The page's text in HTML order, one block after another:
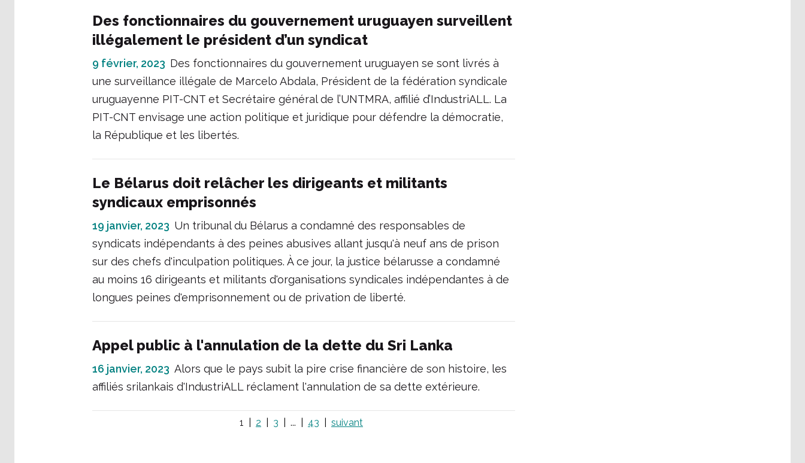
Des fonctionnaires du gouvernement uruguayen surveillent
illégalement le président d’un syndicat
9 février, 2023 Des fonctionnaires du gouvernement uruguayen se sont livrés à
une surveillance illégale de Marcelo Abdala, Président de la fédération syndicale
uruguayenne PIT-CNT et Secrétaire général de l’UNTMRA, affilié d’IndustriALL. La
PIT-CNT envisage une action politique et juridique pour défendre la démocratie,
la République et les libertés.
Le Bélarus doit relâcher les dirigeants et militants
syndicaux emprisonnés
19 janvier, 2023 Un tribunal du Bélarus a condamné des responsables de
syndicats indépendants à des peines abusives allant jusqu'à neuf ans de prison
sur des chefs d'inculpation politiques. À ce jour, la justice bélarusse a condamné
au moins 16 dirigeants et militants d'organisations syndicales indépendantes à de
longues peines d'emprisonnement ou de privation de liberté.
Appel public à l'annulation de la dette du Sri Lanka
16 janvier, 2023 Alors que le pays subit la pire crise financière de son histoire, les
affiliés srilankais d'IndustriALL réclament l'annulation de sa dette extérieure.
1 2 3 ... 43 suivant